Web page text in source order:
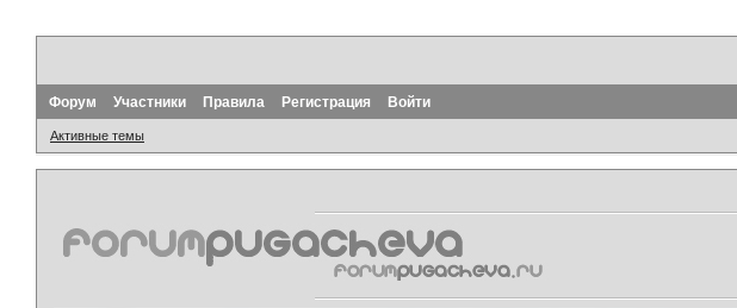
Форум Участники Правила Регистрация Войти
Активные темы